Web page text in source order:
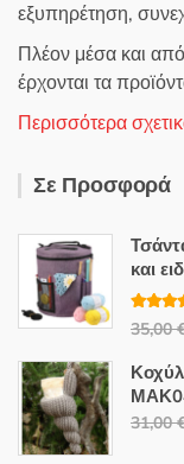
εξυπηρέτηση,
Πλέον μέσα και
έρχονται τα
Περισσότερα
Σε Προσφορά
και
θηκε με
35,00
31,00